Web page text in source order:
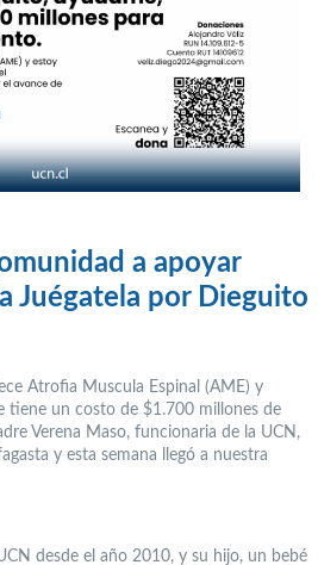
a apoyar
Juégatela por Dieguito
Atrofia Muscula Espinal (AME) y
tiene un costo de $1.700 millones de
Verena Maso, funcionaria de la UCN,
y esta semana llegó a nuestra
desde el año 2010, y su hijo, un bebé